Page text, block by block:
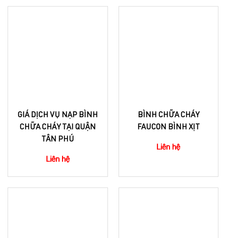
GIÁ DỊCH VỤ NẠP BÌNH
CHỮA CHÁY TẠI QUẬN
TÂN PHÚ
Liên hệ
BÌNH CHỮA CHÁY
FAUCON BÌNH XỊT
Liên hệ